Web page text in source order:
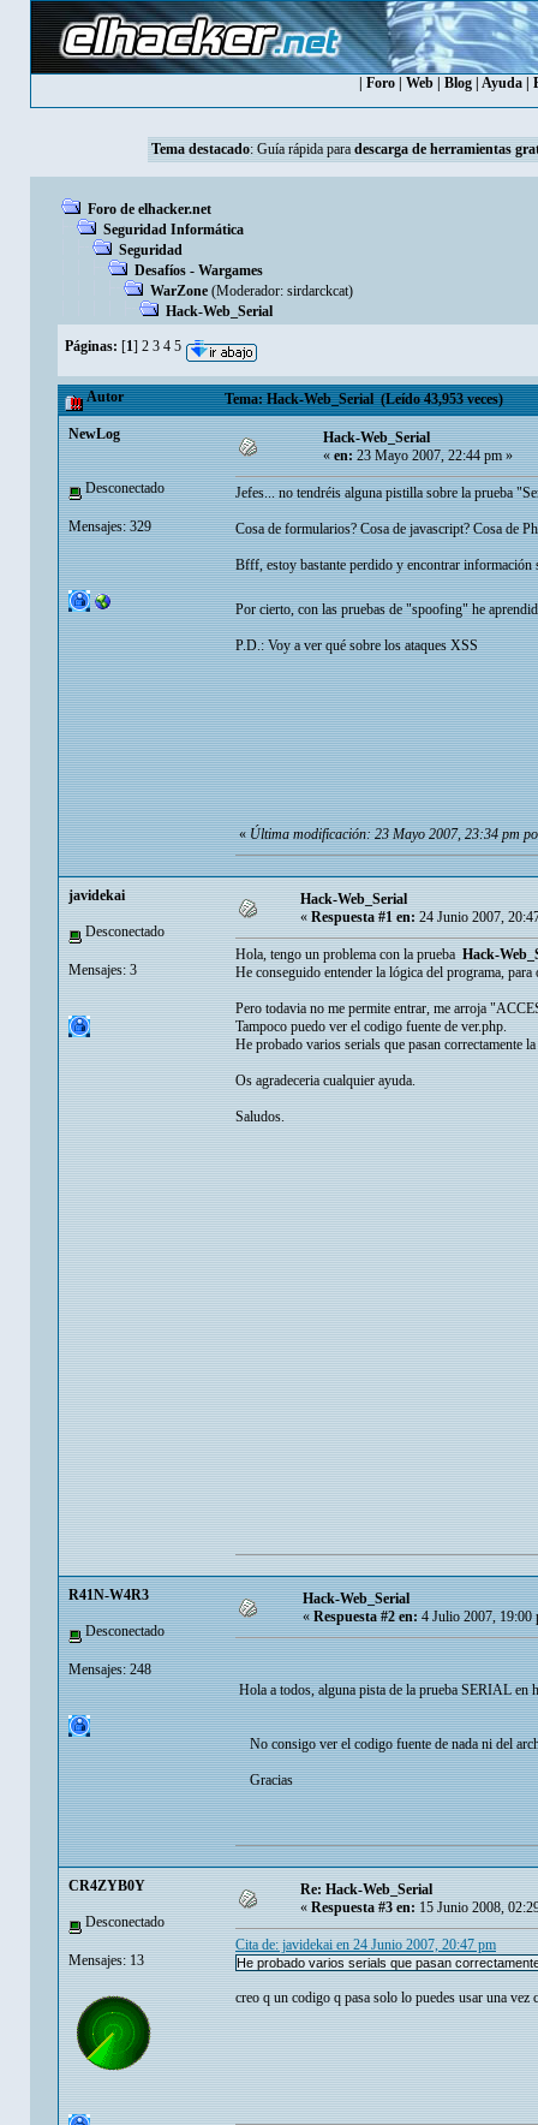
Foro| Web| Blog| Ayuda|
Tema destacado: Guía rápida para descarga de herramientas
Foro de elhacker.net
Seguridad Informática
Seguridad
Desafíos - Wargames
WarZone (Moderador: sirdarckcat)
Hack-Web_Serial
Páginas: [1] 2 3 4 5
Autor Tema: Hack-Web_Serial (Leído 43,953 veces)
NewLog
Desconectado
Mensajes: 329
Hack-Web_Serial
«en:23 Mayo 2007, 22:44 pm »
Jefes... no tendréis alguna pistilla sobre la prueba
Cosa de formularios? Cosa de javascript? Cosa de
Bfff, estoy bastante perdido y encontrar información
Por cierto, con las pruebas de "spoofing" he
P.D.: Voy a ver qué sobre los ataques XSS
«Última modificación: 23 Mayo 2007, 23:34 pm
javidekai
Desconectado
Mensajes: 3
Hack-Web_Serial
« Respuesta #1 en: 24 Junio 2007,
Hola, tengo un problema con la prueba Hack-
He conseguido entender la lógica del programa,
Pero todavia no me permite entrar, me arroja
Tampoco puedo ver el codigo fuente de ver.php.
He probado varios serials que pasan
Os agradeceria cualquier ayuda.
Saludos.
R41N-W4R3
Desconectado
Mensajes: 248
Hack-Web_Serial
«Respuesta #2 en:4 Julio 2007, 19:00
Hola a todos, alguna pista de la prueba SERIAL en
No consigo ver el codigo fuente de nada ni del
Gracias
CR4ZYB0Y
Desconectado
Mensajes: 13
Re: Hack-Web_Serial
« Respuesta #3 en: 15 Junio 2008,
Cita de: javidekai en 24 Junio 2007, 20:47 pm
He probado varios serials que pasan
creo q un codigo q pasa solo lo puedes usar una vez